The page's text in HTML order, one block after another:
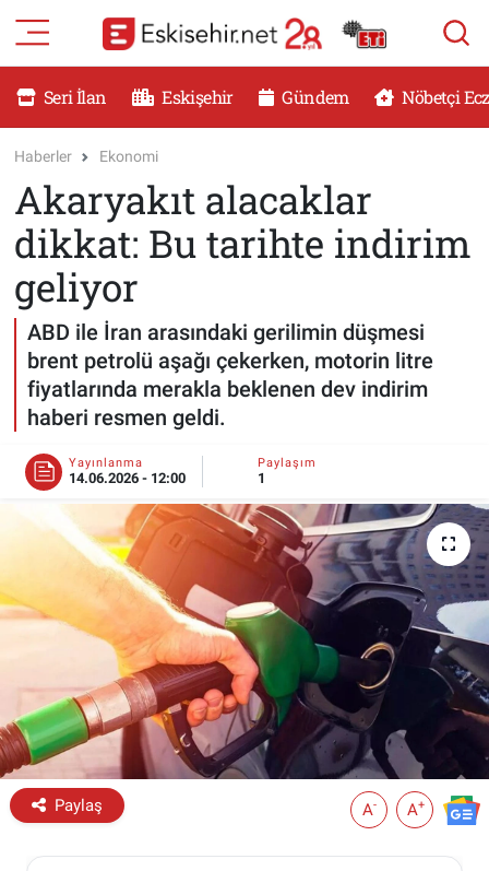
Seri İlan Eskişehir Gündem Nöbetçi
Haberler Ekonomi
Akaryakıt alacaklar
dikkat: Bu tarihte indirim
geliyor
ABD ile İran arasındaki gerilimin düşmesi
brent petrolü aşağı çekerken, motorin litre
fiyatlarında merakla beklenen dev indirim
haberi resmen geldi.
Yayınlanma
14.06.2026 - 12:00
Paylaşım
1
Paylaş A- A+
RESMİ İLANLAR
DÜNYA
SAĞLIK
MAGAZİN
KADIN
TEKNOLOJİ
YEMEK
ESKİŞEHİR NÖBETÇİ ECZANELER
Eskişehir Haber İçerikleri
Eskişehir Hava Durumu
Eskişehir Tramvay Saatleri
Eskişehir Otobüs Saatleri
Eskişehir Nöbetçi Eczaneler
Eskişehir Namaz Vakitleri
Eskişehir Trafik Yoğunluk Haritası
Süper Lig Puan Durumu ve Fikstür
Tüm Manşetler
Son Dakika Haberleri
Haber Arşivi